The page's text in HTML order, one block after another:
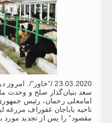
23.03.2020 /”خاور”/.
سغد بنیان‌گذار صلح و وحدت
امامعلی رحمان، رئیس
ناحیه باباجان غفوراف مزرغه
مقصود” را پس از تجدید مورد